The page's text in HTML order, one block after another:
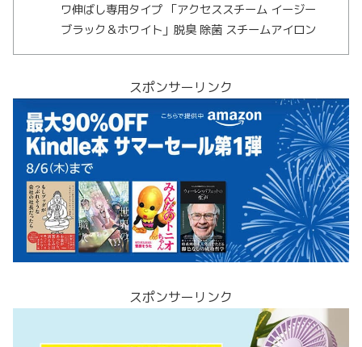
ワ伸ばし専用タイプ 「アクセススチーム イージー
ブラック＆ホワイト」脱臭 除菌 スチームアイロン
スポンサーリンク
スポンサーリンク